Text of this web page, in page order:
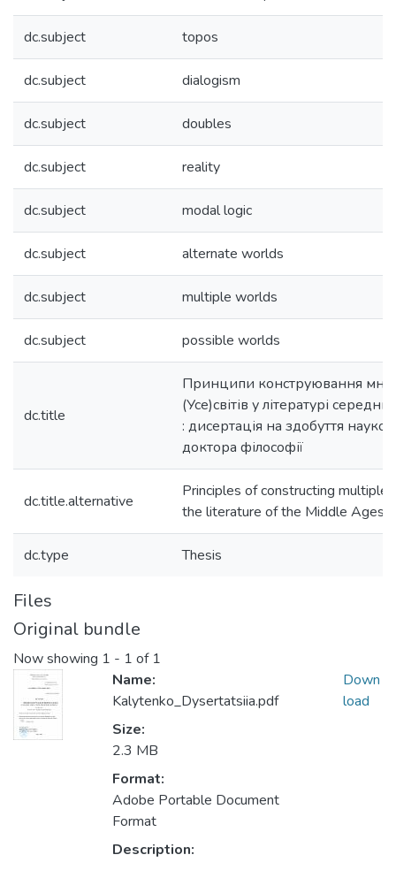
dc.subject topos
dc.subject dialogism
dc.subject doubles
dc.subject reality
dc.subject modal logic
dc.subject alternate worlds
dc.subject multiple worlds
dc.subject possible worlds
dc.title
Принципи конструювання
(Усе)світів у літературі
: дисертація на здобуття
доктора філософії
dc.title.alternative
Principles of constructing multiple
the literature of the Middle Ages
dc.type Thesis
Files
Original bundle
Now showing 1 - 1 of 1
Name:
Kalytenko_Dysertatsiia.pdf
Size:
2.3 MB
Format:
Adobe Portable Document
Format
Description:
Down
load